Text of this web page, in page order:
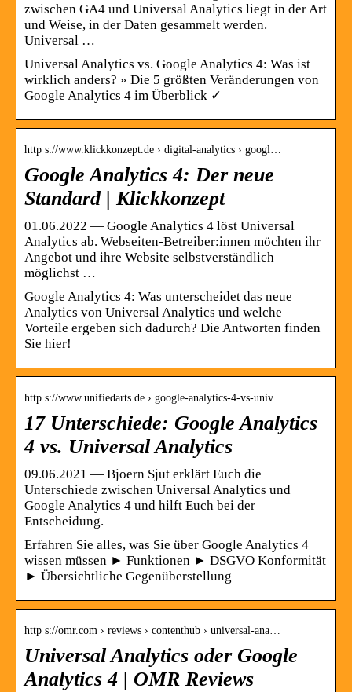
zwischen GA4 und Universal Analytics liegt in der Art
und Weise, in der Daten gesammelt werden.
Universal …
Universal Analytics vs. Google Analytics 4: Was ist
wirklich anders? » Die 5 größten Veränderungen von
Google Analytics 4 im Überblick ✓
http s://www.klickkonzept.de › digital-analytics › googl…
Google Analytics 4: Der neue
Standard | Klickkonzept
01.06.2022 — Google Analytics 4 löst Universal
Analytics ab. Webseiten-Betreiber:innen möchten ihr
Angebot und ihre Website selbstverständlich
möglichst …
Google Analytics 4: Was unterscheidet das neue
Analytics von Universal Analytics und welche
Vorteile ergeben sich dadurch? Die Antworten finden
Sie hier!
http s://www.unifiedarts.de › google-analytics-4-vs-univ…
17 Unterschiede: Google Analytics
4 vs. Universal Analytics
09.06.2021 — Bjoern Sjut erklärt Euch die
Unterschiede zwischen Universal Analytics und
Google Analytics 4 und hilft Euch bei der
Entscheidung.
Erfahren Sie alles, was Sie über Google Analytics 4
wissen müssen ► Funktionen ► DSGVO Konformität
► Übersichtliche Gegenüberstellung
http s://omr.com › reviews › contenthub › universal-ana…
Universal Analytics oder Google
Analytics 4 | OMR Reviews